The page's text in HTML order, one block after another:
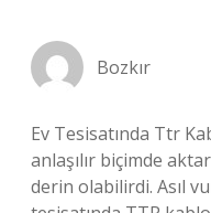
Bozkır
Ev Tesisatında Ttr
anlaşılır biçimde
derin olabilirdi. Asıl